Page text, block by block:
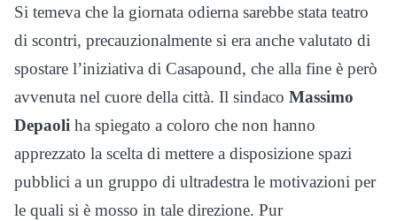
Si temeva che la giornata odierna sarebbe stata teatro
di scontri, precauzionalmente si era anche valutato di
spostare l’iniziativa di Casapound, che alla fine è però
avvenuta nel cuore della città. Il sindaco Massimo
Depaoli ha spiegato a coloro che non hanno
apprezzato la scelta di mettere a disposizione spazi
pubblici a un gruppo di ultradestra le motivazioni per
le quali si è mosso in tale direzione. Pur